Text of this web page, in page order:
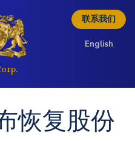
联系我们
English
投资信息
资者资料
介
恢复股份
Inquire today